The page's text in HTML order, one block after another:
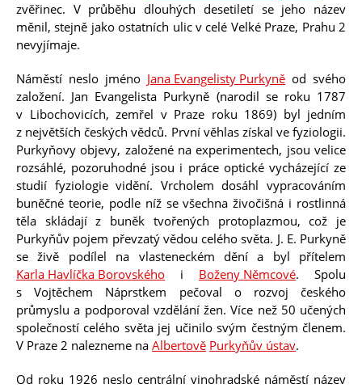
bené
zvěřinec. V průběhu dlouhých desetiletí se jeho název
měnil, stejně jako ostatních ulic v celé Velké Praze, Prahu 2
nevyjímaje.
Náměstí neslo jméno Jana Evangelisty Purkyně od svého
založení. Jan Evangelista Purkyně (narodil se roku 1787
v Libochovicích, zemřel v Praze roku 1869) byl jedním
z největších českých vědců. První věhlas získal ve fyziologii.
Purkyňovy objevy, založené na experimentech, jsou velice
rozsáhlé, pozoruhodné jsou i práce optické vycházející ze
studií fyziologie vidění. Vrcholem dosáhl vypracováním
buněčné teorie, podle níž se všechna živočišná i rostlinná
těla skládají z buněk tvořených protoplazmou, což je
Purkyňův pojem převzatý vědou celého světa. J. E. Purkyně
se živě podílel na vlasteneckém dění a byl přítelem
Karla Havlíčka Borovského i Boženy Němcové. Spolu
s Vojtěchem Náprstkem pečoval o rozvoj českého
průmyslu a podporoval vzdělání žen. Více než 50 učených
společností celého světa jej učinilo svým čestným členem.
V Praze 2 nalezneme na Albertově Purkyňův ústav.
Od roku 1926 neslo centrální vinohradské náměstí název